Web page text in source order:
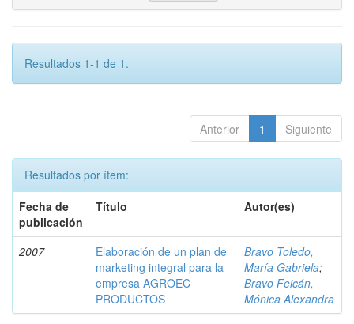
Resultados 1-1 de 1.
Anterior 1 Siguiente
Resultados por ítem:
Fecha de
publicación
Título Autor(es)
2007
Elaboración de un plan de
marketing integral para la
empresa AGROEC
PRODUCTOS
Bravo Toledo,
María Gabriela;
Bravo Feicán,
Mónica Alexandra